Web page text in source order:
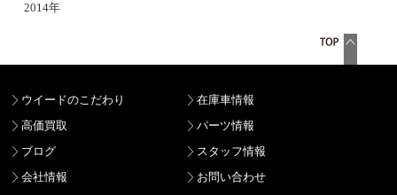
2014年
ウイードのこだわり
在庫車情報
高価買取
パーツ情報
ブログ
スタッフ情報
会社情報
お問い合わせ